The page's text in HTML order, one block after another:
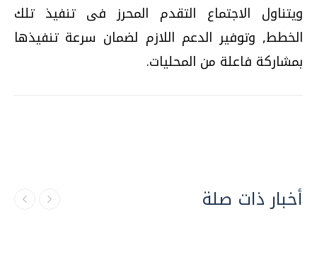
ويتناول الاجتماع التقدم المحرز فى تنفيذ تلك
الخطط, وتوفير الدعم اللازم لضمان سرعة تنفيذها
بمشاركة فاعلة من المحليات.
أخبار ذات صلة